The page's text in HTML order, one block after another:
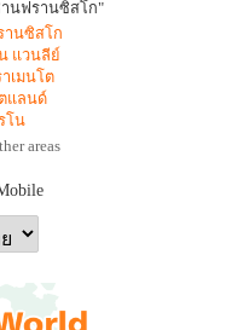
านฟรานซิสโก"
านซิสโก
แวนลีย์
เมนโต
แลนด์
โน
areas